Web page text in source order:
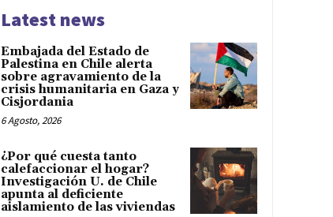
Latest news
Embajada del Estado de
Palestina en Chile alerta
sobre agravamiento de la
crisis humanitaria en Gaza y
Cisjordania
6 Agosto, 2026
¿Por qué cuesta tanto
calefaccionar el hogar?
Investigación U. de Chile
apunta al deficiente
aislamiento de las viviendas